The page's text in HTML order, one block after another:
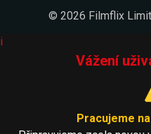
© 2026 Filmflix
i
Vážení
Pracujeme